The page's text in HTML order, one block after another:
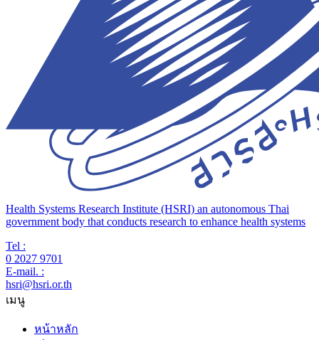
Health Systems Research Institute (HSRI) an autonomous Thai
government body that conducts research to enhance health systems
Tel :
0 2027 9701
E-mail. :
hsri@hsri.or.th
เมนู
หน้าหลัก